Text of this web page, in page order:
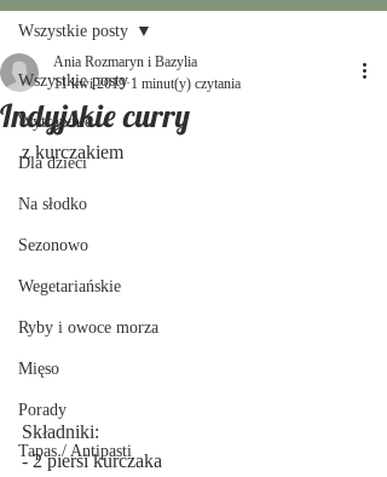
Wszystkie posty
Wytrawnie
Dla dzieci
Na słodko
Sezonowo
Wegetariańskie
Ryby i owoce morza
Mięso
Porady
Tapas / Antipasti
Wszystkie posty
Indyjskie curry
Ania Rozmaryn i Bazylia
11 kwi 2019 1 minut(y) czytania
z kurczakiem
Składniki:
- 2 piersi kurczaka